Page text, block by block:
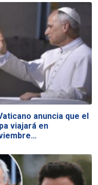
anuncia que el
viajará en